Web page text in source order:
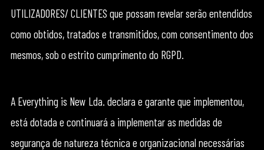
UTILIZADORES/ CLIENTES que possam revelar serão entendidos
como obtidos, tratados e transmitidos, com consentimento dos
mesmos, sob o estrito cumprimento do RGPD.
A Everything is New Lda. declara e garante que implementou,
está dotada e continuará a implementar as medidas de
segurança de natureza técnica e organizacional necessárias